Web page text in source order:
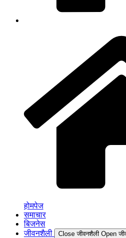
होमपेज
समाचार
बिजनेस
जीवनशैली
Close जीवनशैली Open